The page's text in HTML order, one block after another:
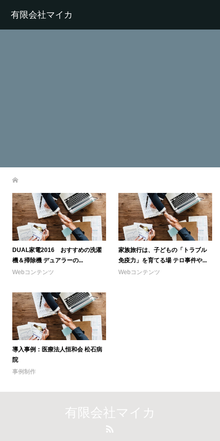
有限会社マイカ
DUAL家電2016 おすすめの洗濯
機＆掃除機 デュアラーの...
Webコンテンツ
家族旅行は、子どもの「トラブル
免疫力」を育てる場 テロ事件や...
Webコンテンツ
導入事例：医療法人恒和会 松石病
院
事例制作
有限会社マイカ